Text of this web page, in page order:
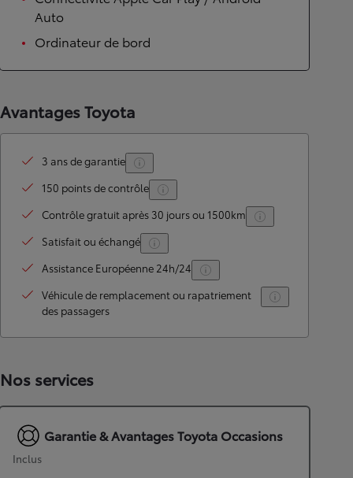
Auto
Ordinateur de bord
Avantages Toyota
3 ans de garantie
150 points de contrôle
Contrôle gratuit après 30 jours ou 1500km
Satisfait ou échangé
Assistance Européenne 24h/24
Véhicule de remplacement ou rapatriement
des passagers
Nos services
Garantie & Avantages Toyota Occasions
Inclus